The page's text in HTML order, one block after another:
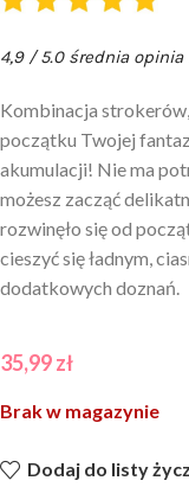
4,9 / 5.0 średnia
Kombinacja
początku Twojej
akumulacji! Nie ma
możesz zacząć
rozwinęło się od
cieszyć się ładnym,
dodatkowych doznań.
35,99zł
Brak w magazynie
Dodaj do listy